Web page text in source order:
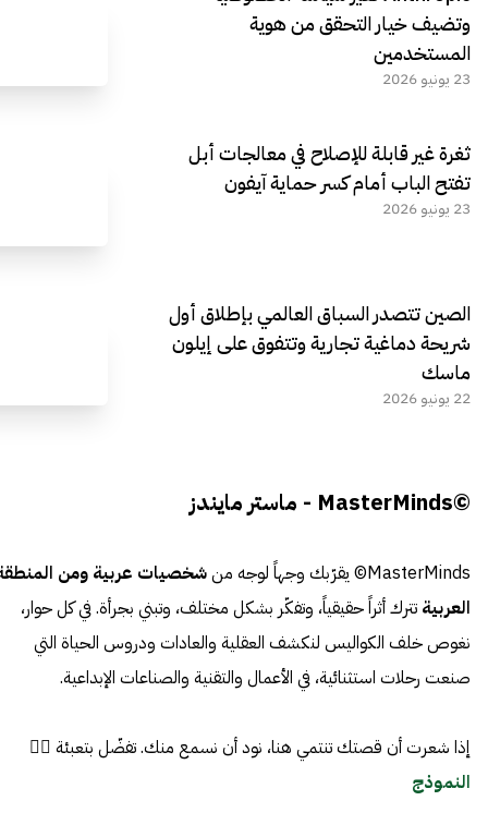
وتضيف خيار التحقق من هوية
المستخدمين
23 يونيو 2026
ثغرة غير قابلة للإصلاح في معالجات أبل
تفتح الباب أمام كسر حماية آيفون
23 يونيو 2026
الصين تتصدر السباق العالمي بإطلاق أول
شريحة دماغية تجارية وتتفوق على إيلون
ماسك
22 يونيو 2026
©MasterMinds - ماستر مايندز
MasterMinds© يقرّبك وجهاً لوجه من
شخصيات عربية ومن
العربية تترك أثراً حقيقياً، وتفكّر بشكل مختلف، وتبني بجرأة. في كل حوار،
نغوص خلف الكواليس لنكشف العقلية والعادات ودروس الحياة التي
صنعت رحلات استثنائية، في الأعمال والتقنية والصناعات الإبداعية.
إذا شعرت أن قصتك تنتمي هنا، نود أن نسمع منك. تفضّل بتعبئة 👈🏼
النموذج